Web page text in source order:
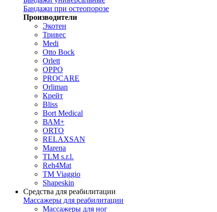
Бандажи при остеопорозе
Производители
Экотен
Тривес
Medi
Otto Bock
Orlett
OPPO
PROCARE
Orliman
Крейт
Bliss
Bort Medical
ВАМ+
ORTO
RELAXSAN
Marena
TLM s.r.l.
Reh4Mat
TM Viaggio
Shapeskin
Средства для реабилитации
Массажеры для реабилитации
Массажеры для ног